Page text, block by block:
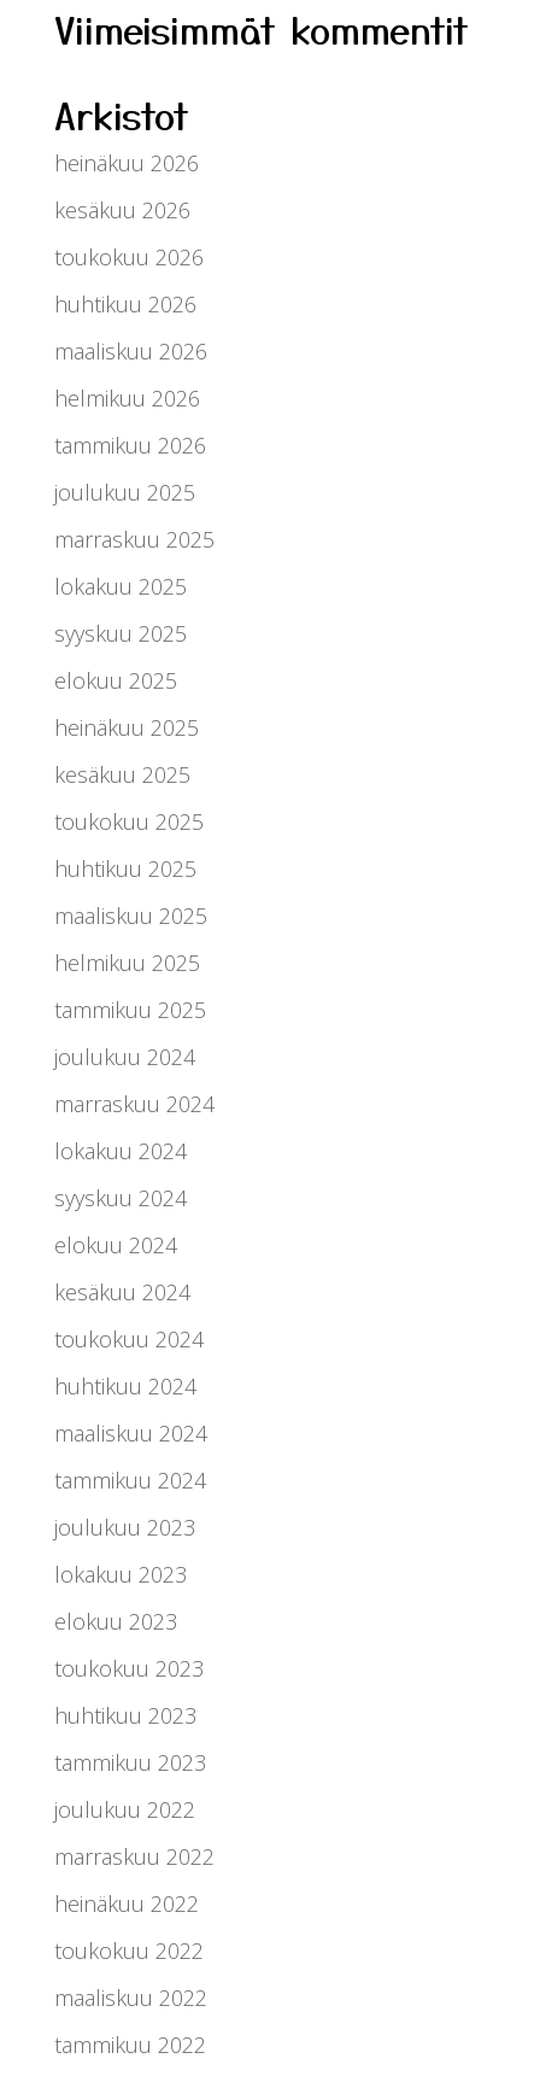
Viimeisimmät kommentit
Arkistot
heinäkuu 2026
kesäkuu 2026
toukokuu 2026
huhtikuu 2026
maaliskuu 2026
helmikuu 2026
tammikuu 2026
joulukuu 2025
marraskuu 2025
lokakuu 2025
syyskuu 2025
elokuu 2025
heinäkuu 2025
kesäkuu 2025
toukokuu 2025
huhtikuu 2025
maaliskuu 2025
helmikuu 2025
tammikuu 2025
joulukuu 2024
marraskuu 2024
lokakuu 2024
syyskuu 2024
elokuu 2024
kesäkuu 2024
toukokuu 2024
huhtikuu 2024
maaliskuu 2024
tammikuu 2024
joulukuu 2023
lokakuu 2023
elokuu 2023
toukokuu 2023
huhtikuu 2023
tammikuu 2023
joulukuu 2022
marraskuu 2022
heinäkuu 2022
toukokuu 2022
maaliskuu 2022
tammikuu 2022